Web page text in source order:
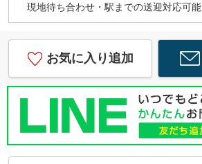
現地待ち合わせ・駅までの送迎対応可能
お気に入り追加